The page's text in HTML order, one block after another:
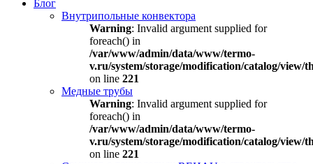
Блог
Внутрипольные конвектора
Warning: Invalid argument supplied for
foreach() in
/var/www/admin/data/www/termo-
v.ru/system/storage/modification/catalog/view/
on line 221
Медные трубы
Warning: Invalid argument supplied for
foreach() in
/var/www/admin/data/www/termo-
v.ru/system/storage/modification/catalog/view/
on line 221